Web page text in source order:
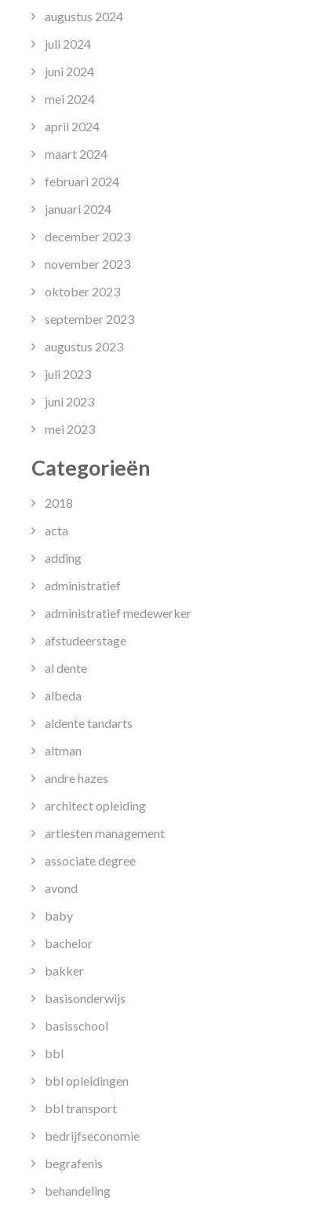
augustus 2024
juli 2024
juni 2024
mei 2024
april 2024
maart 2024
februari 2024
januari 2024
december 2023
november 2023
oktober 2023
september 2023
augustus 2023
juli 2023
juni 2023
mei 2023
Categorieën
2018
acta
adding
administratief
administratief medewerker
afstudeerstage
al dente
albeda
aldente tandarts
altman
andre hazes
architect opleiding
artiesten management
associate degree
avond
baby
bachelor
bakker
basisonderwijs
basisschool
bbl
bbl opleidingen
bbl transport
bedrijfseconomie
begrafenis
behandeling